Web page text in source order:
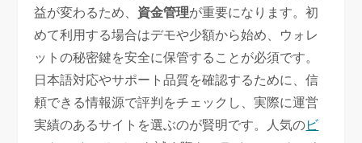
益が変わるため、 資金管理が重要になります。初
めて利用する場合はデモや少額から始め、ウォレ
ットの秘密鍵を安全に保管することが必須です。
日本語対応やサポート品質を確認するために、信
頼できる情報源で評判をチェックし、実際に運営
実績のあるサイトを選ぶのが賢明です。人気のビ